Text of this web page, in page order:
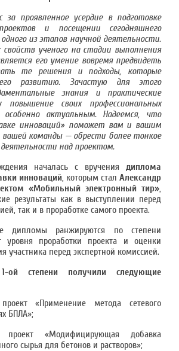
за проявленное усердие в подготовке
и посещении сегодняшнего
из этапов научной деятельности.
ученого на стадии выполнения
его умение вовремя предвидеть
те решения и подходы, которые
развитию. Зачастую для этого
знания и практические
повышение своих профессиональных
особенно актуальным. Надеемся, что
инноваций» поможет вам и вашим
команды — обрести более тонкое
над проектом.
началась с вручения диплома
инноваций, которым стал Александр
«Мобильный электронный тир»,
результаты как в выступлении перед
так и в проработке самого проекта.
дипломы ранжируются по степени
уровня проработки проекта и оценки
участника перед экспертной комиссией.
ой степени получили следующие
«Применение метода сетевого
БПЛА»;
«Модифицирующая добавка
сырья для бетонов и растворов»;